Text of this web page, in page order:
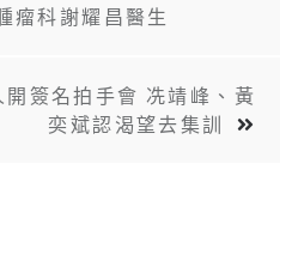
瘤科謝耀昌醫生
簽名拍手會 冼靖峰、黃
奕斌認渴望去集訓